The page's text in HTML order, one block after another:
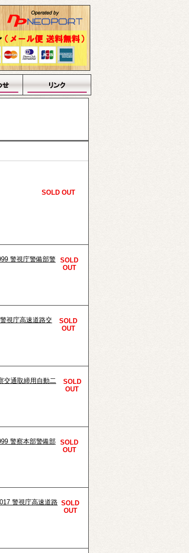
SOLD OUT
警視庁警備部警 SOLD
OUT
視庁高速道路交
SOLD
OUT
交通取締用自動二
SOLD
OUT
警察本部警備部 SOLD
OUT
警視庁高速道路 SOLD
OUT